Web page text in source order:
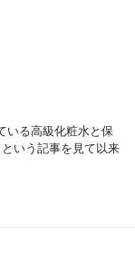
いる高級化粧水と保
いう記事を見て以来